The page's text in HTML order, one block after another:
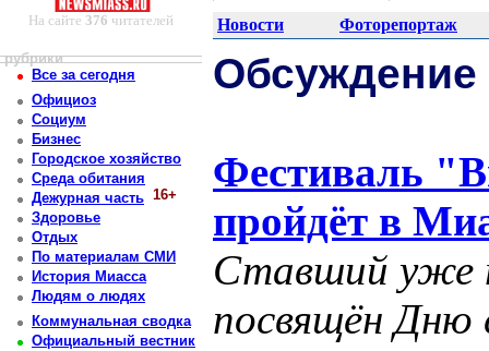
На сайте 376 читателей Новости Фоторепортаж
рубрики
Все за сегодня
Официоз
Социум
Бизнес
Городское хозяйство
Среда обитания
Дежурная часть 16+
Здоровье
Отдых
По материалам СМИ
История Миасса
Людям о людях
Коммунальная сводка
Официальный вестник
Фестиваль
пройдёт в
Ставший уже
посвящён Дню